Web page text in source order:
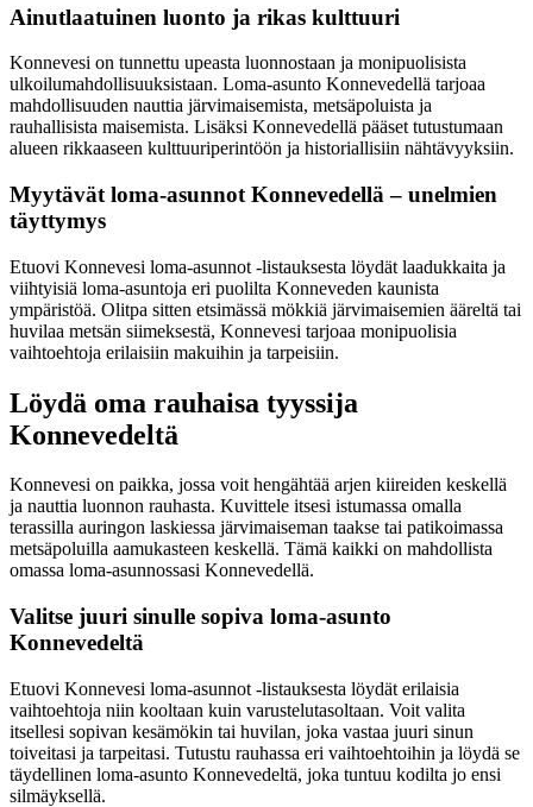
Ainutlaatuinen luonto ja rikas kulttuuri
Konnevesi on tunnettu upeasta luonnostaan ja monipuolisista
ulkoilumahdollisuuksistaan. Loma-asunto Konnevedellä tarjoaa
mahdollisuuden nauttia järvimaisemista, metsäpoluista ja
rauhallisista maisemista. Lisäksi Konnevedellä pääset tutustumaan
alueen rikkaaseen kulttuuriperintöön ja historiallisiin nähtävyyksiin.
Myytävät loma-asunnot Konnevedellä – unelmien
täyttymys
Etuovi Konnevesi loma-asunnot -listauksesta löydät laadukkaita ja
viihtyisiä loma-asuntoja eri puolilta Konneveden kaunista
ympäristöä. Olitpa sitten etsimässä mökkiä järvimaisemien ääreltä tai
huvilaa metsän siimeksestä, Konnevesi tarjoaa monipuolisia
vaihtoehtoja erilaisiin makuihin ja tarpeisiin.
Löydä oma rauhaisa tyyssija
Konnevedeltä
Konnevesi on paikka, jossa voit hengähtää arjen kiireiden keskellä
ja nauttia luonnon rauhasta. Kuvittele itsesi istumassa omalla
terassilla auringon laskiessa järvimaiseman taakse tai patikoimassa
metsäpoluilla aamukasteen keskellä. Tämä kaikki on mahdollista
omassa loma-asunnossasi Konnevedellä.
Valitse juuri sinulle sopiva loma-asunto
Konnevedeltä
Etuovi Konnevesi loma-asunnot -listauksesta löydät erilaisia
vaihtoehtoja niin kooltaan kuin varustelutasoltaan. Voit valita
itsellesi sopivan kesämökin tai huvilan, joka vastaa juuri sinun
toiveitasi ja tarpeitasi. Tutustu rauhassa eri vaihtoehtoihin ja löydä se
täydellinen loma-asunto Konnevedeltä, joka tuntuu kodilta jo ensi
silmäyksellä.